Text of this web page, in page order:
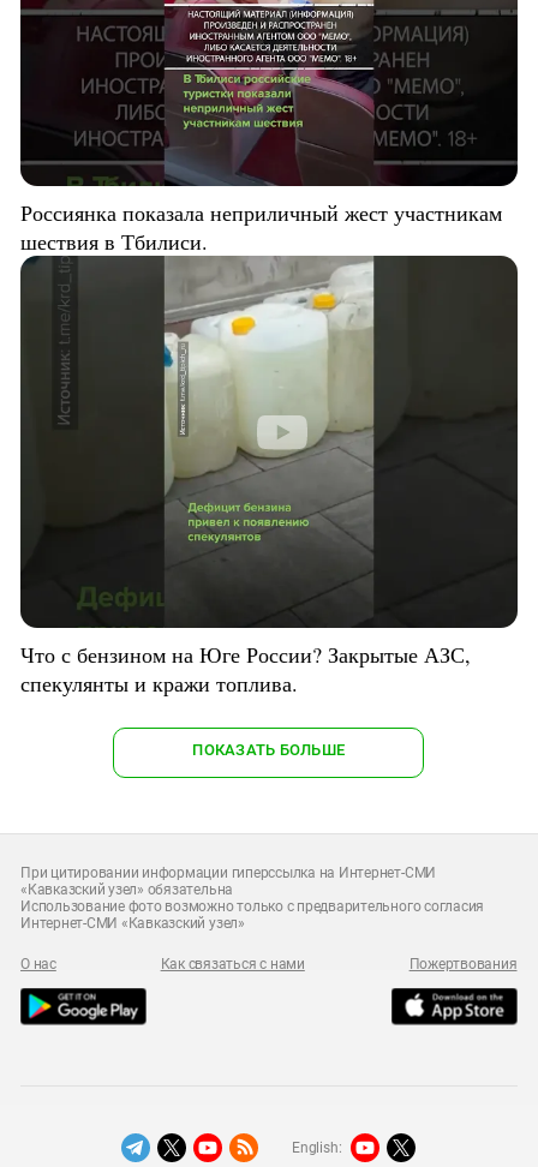
Россиянка показала неприличный жест участникам
шествия в Тбилиси.
Что с бензином на Юге России? Закрытые АЗС,
спекулянты и кражи топлива.
ПОКАЗАТЬ БОЛЬШЕ
При цитировании информации гиперссылка на Интернет-СМИ
«Кавказский узел» обязательна
Использование фото возможно только с предварительного согласия
Интернет-СМИ «Кавказский узел»
О нас Как связаться с нами Пожертвования
English: